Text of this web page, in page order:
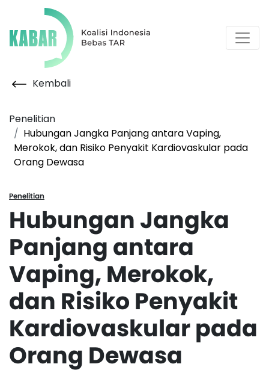
Kembali
Penelitian
Hubungan Jangka Panjang antara Vaping,
Merokok, dan Risiko Penyakit Kardiovaskular pada
Orang Dewasa
Penelitian
Hubungan Jangka
Panjang antara
Vaping, Merokok,
dan Risiko Penyakit
Kardiovaskular pada
Orang Dewasa